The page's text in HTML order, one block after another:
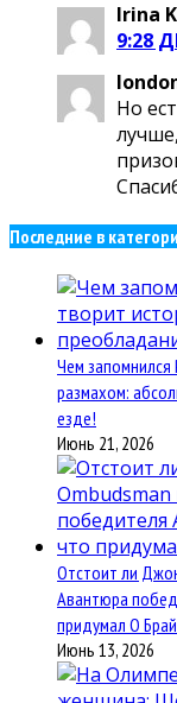
Irina
9:28
Но
Последние в
Чем
размахом:
езде!
Июнь 21, 2026
Отстоит ли
Авантюра
придумал О
Июнь 13, 2026